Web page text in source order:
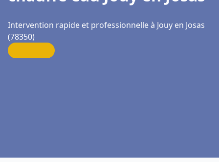
Intervention rapide et professionnelle à Jouy en Josas
(78350)